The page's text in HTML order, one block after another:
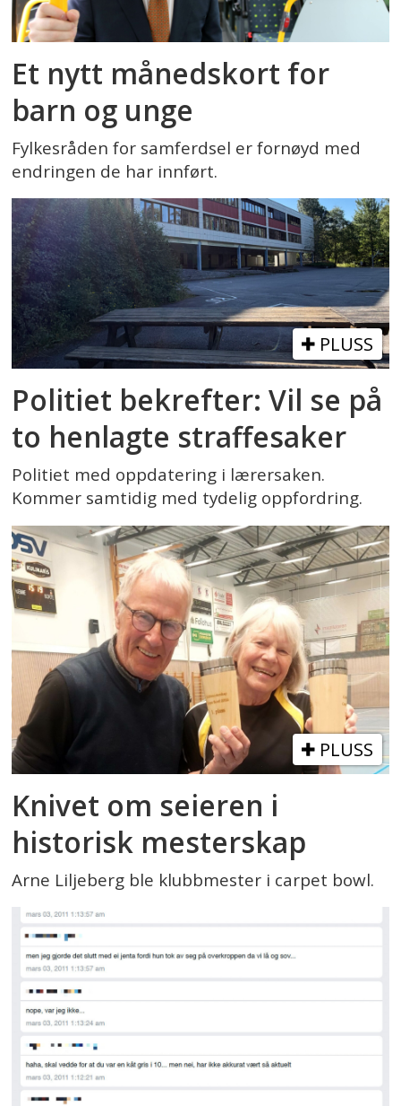
Et nytt månedskort for
barn og unge
Fylkesråden for samferdsel er fornøyd med
endringen de har innført.
PLUSS
Politiet bekrefter: Vil se på
to henlagte straffesaker
Politiet med oppdatering i lærersaken.
Kommer samtidig med tydelig oppfordring.
PLUSS
Knivet om seieren i
historisk mesterskap
Arne Liljeberg ble klubbmester i carpet bowl.